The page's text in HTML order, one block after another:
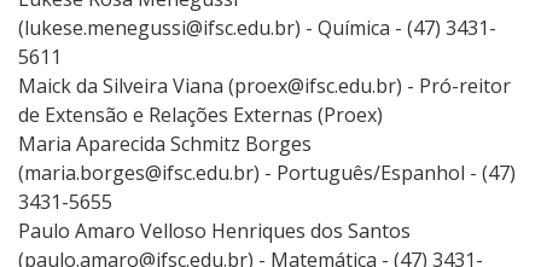
(lukese.menegussi@ifsc.edu.br) - Química - (47) 3431-
5611
Maick da Silveira Viana (proex@ifsc.edu.br) - Pró-reitor
de Extensão e Relações Externas (Proex)
Maria Aparecida Schmitz Borges
(maria.borges@ifsc.edu.br) - Português/Espanhol - (47)
3431-5655
Paulo Amaro Velloso Henriques dos Santos
(paulo.amaro@ifsc.edu.br) - Matemática - (47) 3431-